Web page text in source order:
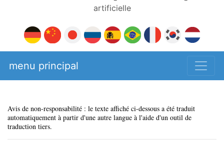
artificielle
menu principal
Avis de non-responsabilité : le texte affiché ci-dessous a été traduit
automatiquement à partir d'une autre langue à l'aide d'un outil de
traduction tiers.